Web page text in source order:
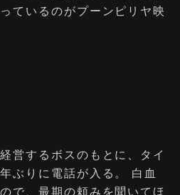
ているのがプーンピリヤ映
営するボスのもとに、タイ
ぶりに電話が入る。 白血
で、最期の頼みを聞いてほ